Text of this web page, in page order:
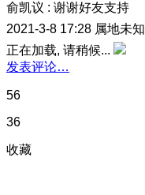
俞凯议 : 谢谢好友支持
2021-3-8 17:28 属地未知
正在加载, 请稍候...
发表评论…
56
36
收藏